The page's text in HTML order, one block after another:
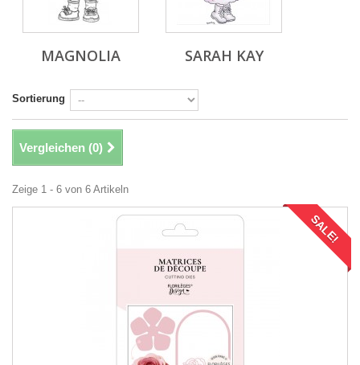
MAGNOLIA SARAH KAY
Sortierung
Vergleichen (0)
Zeige 1 - 6 von 6 Artikeln
SALE!